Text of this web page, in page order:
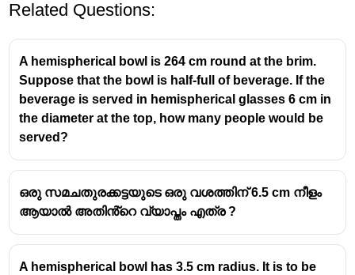
Related Questions:
A hemispherical bowl is 264 cm round at the brim.
Suppose that the bowl is half-full of beverage. If the
beverage is served in hemispherical glasses 6 cm in
the diameter at the top, how many people would be
served?
ഒരു സമചതുരക്കട്ടയുടെ ഒരു വശത്തിന് 6.5 cm നീളം
ആയാൽ അതിൻ്റെ വ്യാപ്തം എത്ര ?
A hemispherical bowl has 3.5 cm radius. It is to be